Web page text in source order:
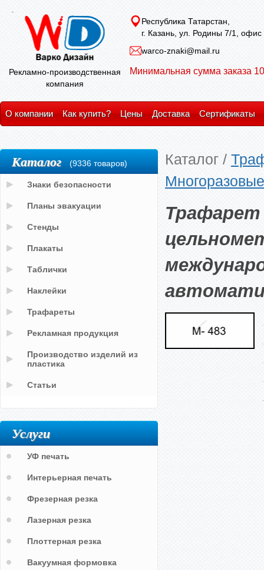
Рекламно-производственная
компания
Республика Татарстан,
г. Казань, ул. Родины 7/1, офис
warco-znaki@mail.ru
Минимальная сумма заказа
О компании Как купить? Цены Доставка Сертификаты
Каталог /
Трафарет
Каталог (9336 товаров)
Знаки безопасности
Планы эвакуации
Стенды
Плакаты
Таблички
Наклейки
Трафареты
Рекламная продукция
Производство изделий из
пластика
Статьи
Услуги
УФ печать
Интерьерная печать
Фрезерная резка
Лазерная резка
Плоттерная резка
Вакуумная формовка